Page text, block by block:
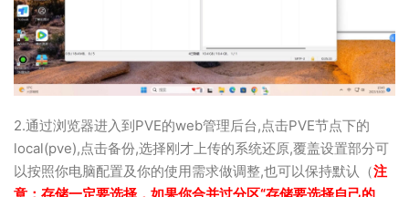
2.通过浏览器进入到PVE的web管理后台,点击PVE节点下的
local(pve),点击备份,选择刚才上传的系统还原,覆盖设置部分可
以按照你电脑配置及你的使用需求做调整,也可以保持默认（注